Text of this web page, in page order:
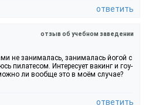
ответить
отзыв об учебном заведении
не занималась, занималась йогой с
пилатесом. Интересует вакинг и гоу-
ли вообще это в моём случае?
ответить